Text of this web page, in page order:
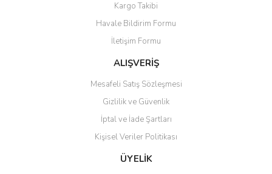
Ürün açıklamasında eksik bilgiler bulunuyor.
Ürün bilgilerinde hatalar bulunuyor.
Ürün fiyatı diğer sitelerden daha pahalı.
Bu ürüne benzer farklı alternatifler olmalı.
Gönder
Kargo Takibi
Havale Bildirim Formu
İletişim Formu
ALIŞVERİŞ
Mesafeli Satış Sözleşmesi
Gizlilik ve Güvenlik
İptal ve İade Şartları
Kişisel Veriler Politikası
ÜYELİK